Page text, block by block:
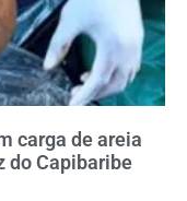
carga de areia
do Capibaribe